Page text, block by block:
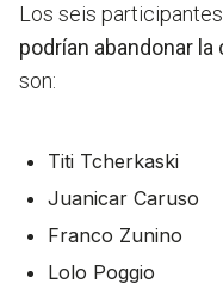
Los seis
podrían abandonar la
son:
Titi Tcherkaski
Juanicar Caruso
Franco Zunino
Lolo Poggio